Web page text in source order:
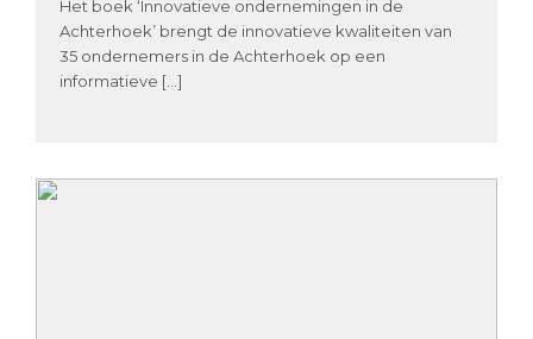
Het boek ‘Innovatieve ondernemingen in de
Achterhoek’ brengt de innovatieve kwaliteiten van
35 ondernemers in de Achterhoek op een
informatieve […]